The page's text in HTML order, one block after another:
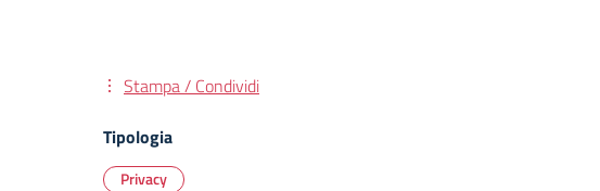
Stampa / Condividi
Tipologia
Privacy